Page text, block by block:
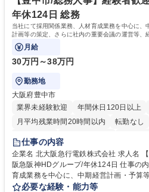
年休124日 総務
当社にて採用関係業務、人材育成業務を中心に
計画等の策定、さらに社内の重要会議の運営等、
般を担当していただきます。
月給
30万円～38万円
勤務地
大阪府豊中市
業界未経験歓迎
年間休日120日以上
月平均残業時間20時間以内
転勤なし
退職金あり
土日祝休み
服装自由 昼食補助あり
仕事の内容
企業名 北大阪急行電鉄株式会社 求人名 【豊中市/総務人事】経験者歓迎！/
阪急阪神HDグループ/年休124日 仕事の内容 当社にて採用関係業務、人材
育成業務を中心に、中期経営計画・予算
定、さらに社内の重要会議の運営等、経
必要な経験・能力等